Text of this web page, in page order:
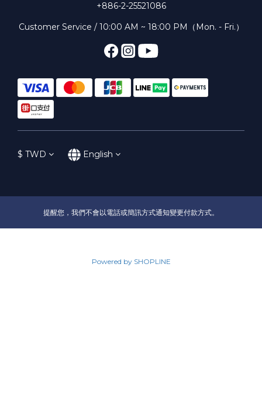
+886-2-25521086
Customer Service / 10:00 AM ~ 18:00 PM（Mon. - Fri.）
$ TWD English
提醒您，我們不會以電話或簡訊方式通知變更付款方式。
Powered by SHOPLINE